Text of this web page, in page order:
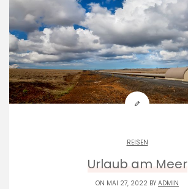
REISEN
Urlaub am Meer
ON MAI 27, 2022 BY ADMIN